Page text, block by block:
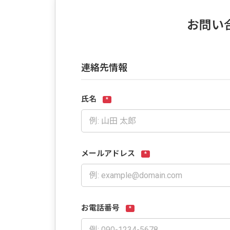
お問い
連絡先情報
氏名 *
メールアドレス *
お電話番号 *